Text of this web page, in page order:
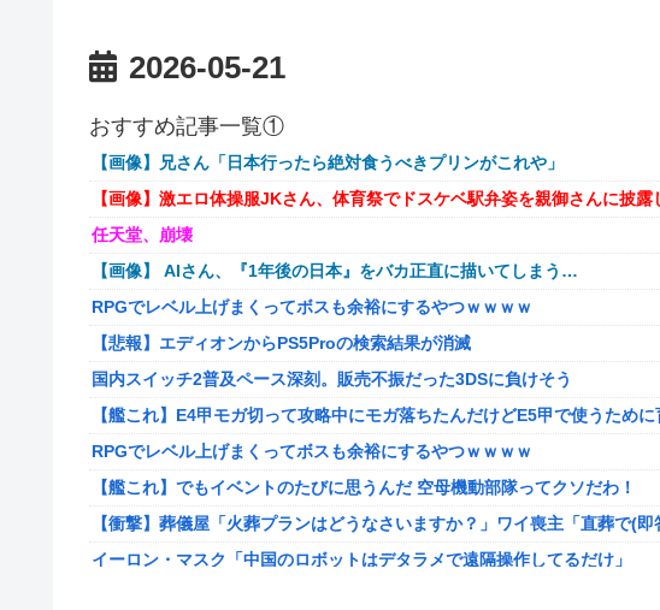
2026-05-21
おすすめ記事一覧①
【画像】兄さん「日本行ったら絶対食うべきプリンがこれや」
【画像】激エロ体操服JKさん、体育祭でドスケベ駅弁姿を親御さんに披露
任天堂、崩壊
【画像】 AIさん、『1年後の日本』をバカ正直に描いてしまう…
RPGでレベル上げまくってボスも余裕にするやつｗｗｗｗ
【悲報】エディオンからPS5Proの検索結果が消滅
国内スイッチ2普及ペース深刻。販売不振だった3DSに負けそう
【艦これ】E4甲モガ切って攻略中にモガ落ちたんだけどE5甲で使うため
RPGでレベル上げまくってボスも余裕にするやつｗｗｗｗ
【艦これ】でもイベントのたびに思うんだ 空母機動部隊ってクソだわ！
【衝撃】葬儀屋「火葬プランはどうなさいますか？」ワイ喪主「直葬で
イーロン・マスク「中国のロボットはデタラメで遠隔操作してるだけ」